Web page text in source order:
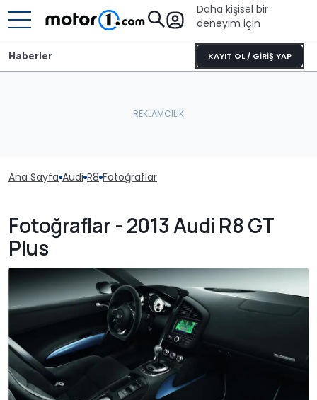
Daha kişisel bir
deneyim için
KAYIT OL / GİRİŞ YAP
Haberler
Ana Sayfa Audi R8 Fotoğraflar
Fotoğraflar - 2013 Audi R8 GT
Plus